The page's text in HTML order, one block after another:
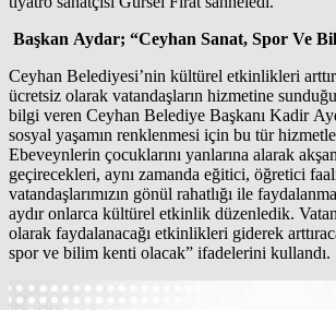
Başkan Aydar; “Ceyhan Sanat, Spor Ve
Ceyhan Belediyesi’nin kültürel etkinlikleri
ücretsiz olarak vatandaşların hizmetine
bilgi veren Ceyhan Belediye Başkanı Kadir
sosyal yaşamın renklenmesi için bu tür
Ebeveynlerin çocuklarını yanlarına alarak
geçirecekleri, aynı zamanda eğitici, öğretici
vatandaşlarımızın gönül rahatlığı ile
aydır onlarca kültürel etkinlik düzenledik.
olarak faydalanacağı etkinlikleri giderek
spor ve bilim kenti olacak” ifadelerini kullandı.